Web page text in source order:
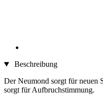
Beschreibung
Der Neumond sorgt für neuen
sorgt für Aufbruchstimmung.